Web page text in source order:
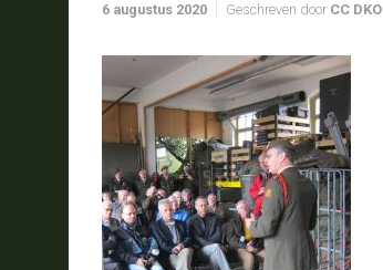
6 augustus 2020 Geschreven door CC DKO